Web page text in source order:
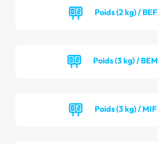
Poids (2 kg) / BEF
Poids (3 kg) / BEM
Poids (3 kg) / MIF